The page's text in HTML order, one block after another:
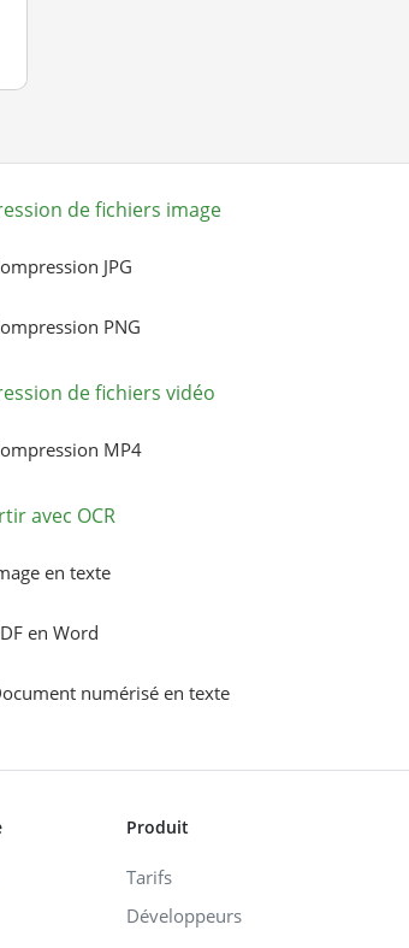
de fichiers image
JPG
PNG
de fichiers vidéo
MP4
avec OCR
en texte
en Word
numérisé en texte
Produit
Tarifs
Développeurs